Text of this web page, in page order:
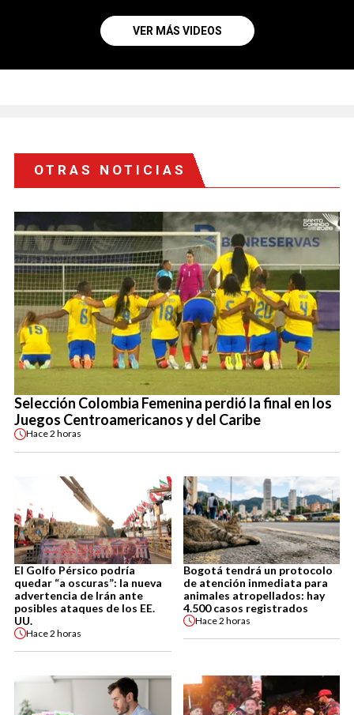
VER MÁS VIDEOS
OTRAS NOTICIAS
Selección Colombia Femenina perdió la final en los
Juegos Centroamericanos y del Caribe
Hace2 horas
El Golfo Pérsico podría
quedar “a oscuras”: la nueva
advertencia de Irán ante
posibles ataques de los EE.
UU.
Hace2 horas
Bogotá tendrá un protocolo
de atención inmediata para
animales atropellados: hay
4.500 casos registrados
Hace2 horas